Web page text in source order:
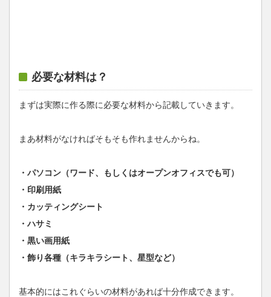
必要な材料は？
まずは実際に作る際に必要な材料から記載していきます。
まあ材料がなければそもそも作れませんからね。
・パソコン（ワード、もしくはオープンオフィスでも可）
・印刷用紙
・カッティングシート
・ハサミ
・黒い画用紙
・飾り各種（キラキラシート、星型など）
基本的にはこれぐらいの材料があれば十分作成できます。